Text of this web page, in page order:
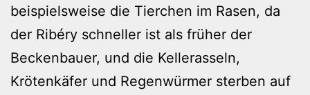
beispielsweise die Tierchen im Rasen, da
der Ribéry schneller ist als früher der
Beckenbauer, und die Kellerasseln,
Krötenkäfer und Regenwürmer sterben auf